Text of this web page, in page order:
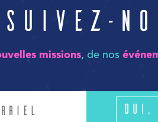
Suivez-
missions, de nos